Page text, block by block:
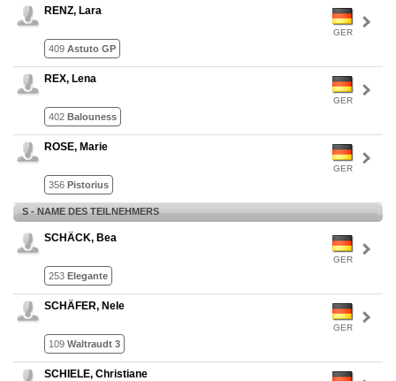
GER
RENZ, Lara
409 Astuto GP
GER
REX, Lena
402 Balouness
GER
ROSE, Marie
356 Pistorius
S - NAME DES TEILNEHMERS
GER
SCHÄCK, Bea
253 Elegante
GER
SCHÄFER, Nele
109 Waltraudt 3
SCHIELE, Christiane